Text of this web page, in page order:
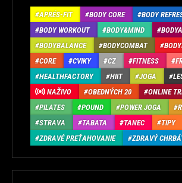
APRÉS-FIT BODY CORE
BODY
BODY WORKOUT
BODY&MIND
BODYBALANCE
BODYCOMBAT
CORE
CVIKY CZ FITNESS
HEALTHFACTORY
HIIT JOGA
NAŽIVO
OBEDNÝCH 20
ONLINE
PILATES
POUND POWER JOGA
STRAVA
TABATA TANEC
TIPY
ZDRAVÉ PREŤAHOVANIE
ZDRAVÝ